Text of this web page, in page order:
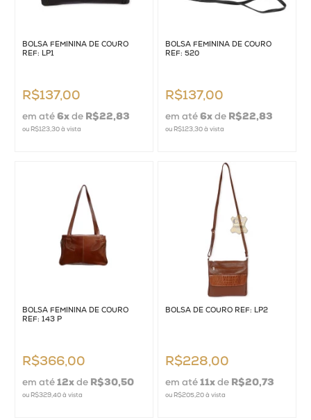
BOLSA FEMININA DE COURO
REF: LP1
R$137,00
em até 6xde R$22,83
ou R$123,30à vista
BOLSA FEMININA DE COURO
REF: 520
R$137,00
em até 6xde R$22,83
ou R$123,30à vista
BOLSA FEMININA DE COURO
REF: 143 P
R$366,00
em até 12xde R$30,50
ou R$329,40à vista
BOLSA DE COURO REF: LP2
R$228,00
em até 11xde R$20,73
ou R$205,20à vista